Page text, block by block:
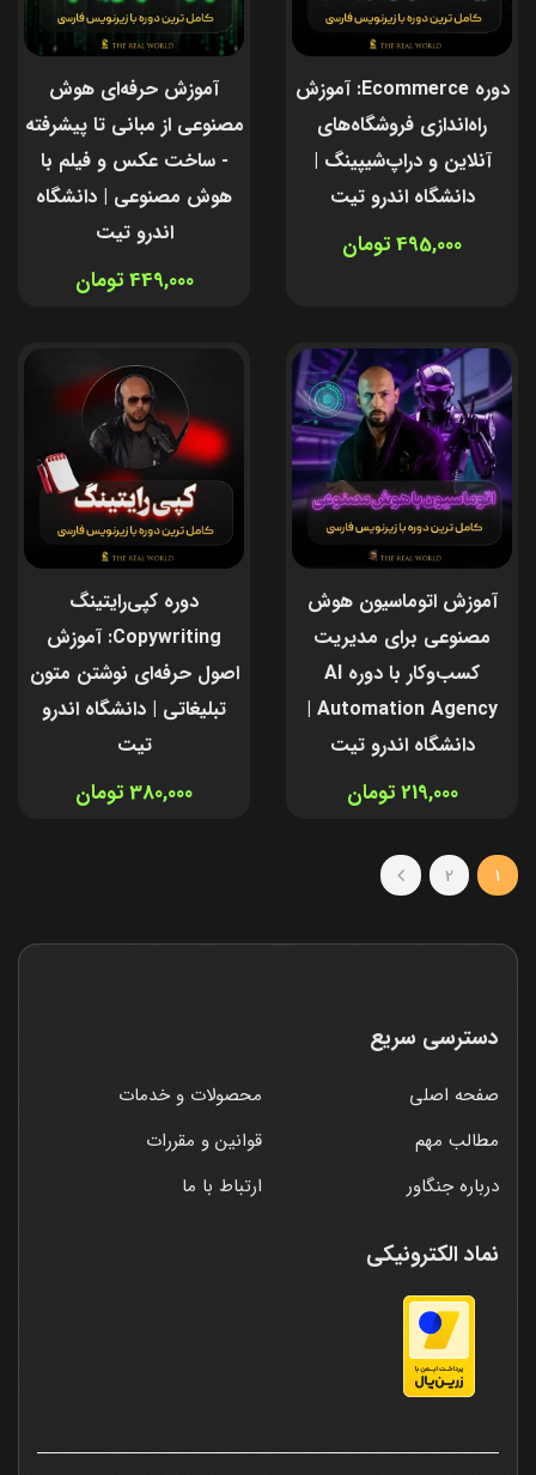
دوره Ecommerce: آموزش
راه‌اندازی فروشگاه‌های
آنلاین و دراپ‌شیپینگ |
دانشگاه اندرو تیت
495,000 تومان
آموزش حرفه‌ای هوش
مصنوعی از مبانی تا پیشرفته
- ساخت عکس و فیلم با
هوش مصنوعی | دانشگاه
اندرو تیت
449,000 تومان
آموزش اتوماسیون هوش
مصنوعی برای مدیریت
کسب‌وکار با دوره AI
Automation Agency |
دانشگاه اندرو تیت
219,000 تومان
دوره کپی‌رایتینگ
Copywriting: آموزش
اصول حرفه‌ای نوشتن متون
تبلیغاتی | دانشگاه اندرو
تیت
380,000 تومان
1
2
دسترسی سریع
صفحه اصلی
محصولات و خدمات
مطالب مهم
قوانین و مقررات
درباره جنگاور
ارتباط با ما
نماد الکترونیکی